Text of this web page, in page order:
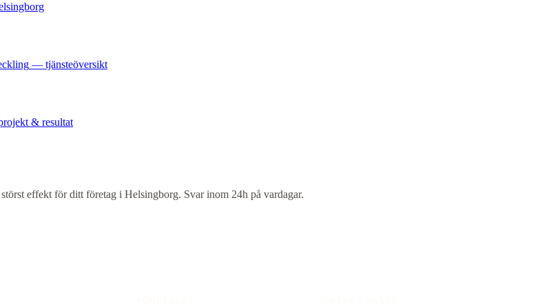
— tjänsteöversikt
& resultat
effekt för ditt företag i Helsingborg. Svar inom 24h på vardagar.